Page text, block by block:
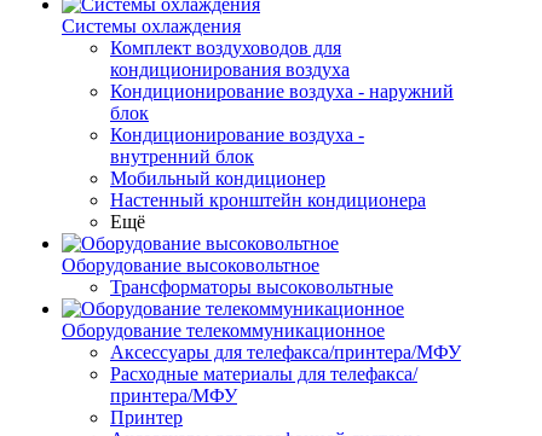
Системы охлаждения
Комплект воздуховодов для
кондиционирования воздуха
Кондиционирование воздуха - наружний
блок
Кондиционирование воздуха -
внутренний блок
Мобильный кондиционер
Настенный кронштейн кондиционера
Ещё
Оборудование высоковольтное
Трансформаторы высоковольтные
Оборудование телекоммуникационное
Аксессуары для телефакса/принтера/МФУ
Расходные материалы для телефакса/
принтера/МФУ
Принтер